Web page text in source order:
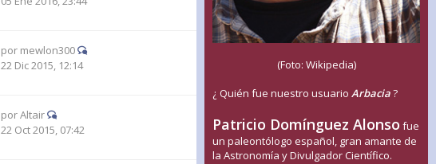
por mewlon300
22 Dic 2015, 12:14
porAltair
22 Oct 2015, 07:42
(Foto: Wikipedia)
¿ Quién fue nuestro usuario Arbacia?
Patricio Domínguez Alonso fue
un paleontólogo español, gran amante de
la Astronomía y Divulgador Científico.